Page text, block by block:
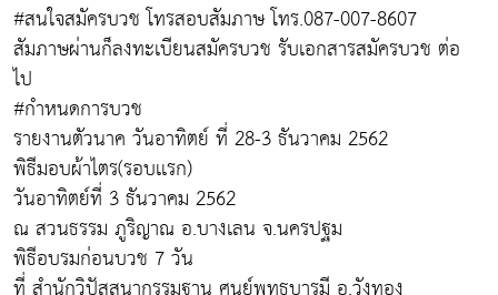
#สนใจสมัครบวช โทรสอบสัมภาษ โทร.087-007-8607
สัมภาษผ่านก็ลงทะเบียนสมัครบวช รับเอกสารสมัครบวช ต่อ
ไป
#กำหนดการบวช
รายงานตัวนาค วันอาทิตย์ ที่ 28-3 ธันวาคม 2562
พิธีมอบผ้าไตร(รอบเเรก)
วันอาทิตย์ที่ 3 ธันวาคม 2562
ณ สวนธรรม ภูริญาณ อ.บางเลน จ.นครปฐม
พิธีอบรมก่อนบวช 7 วัน